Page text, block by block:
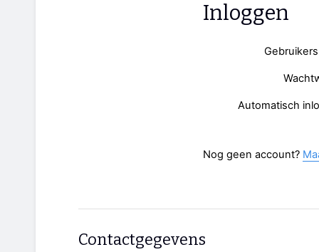
Inloggen
Automatisch
Nog geen account?
Contactgegevens